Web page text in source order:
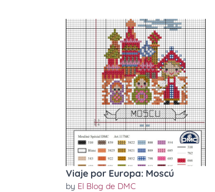
Viaje por Europa: Moscú
by El Blog de DMC